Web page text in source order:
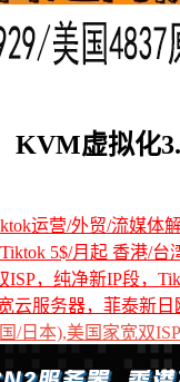
虚拟化
运营/外贸/流媒体
5$/月起 香港/
ISP，纯净新IP段，
云服务器，菲泰新
/日本),美国家宽双